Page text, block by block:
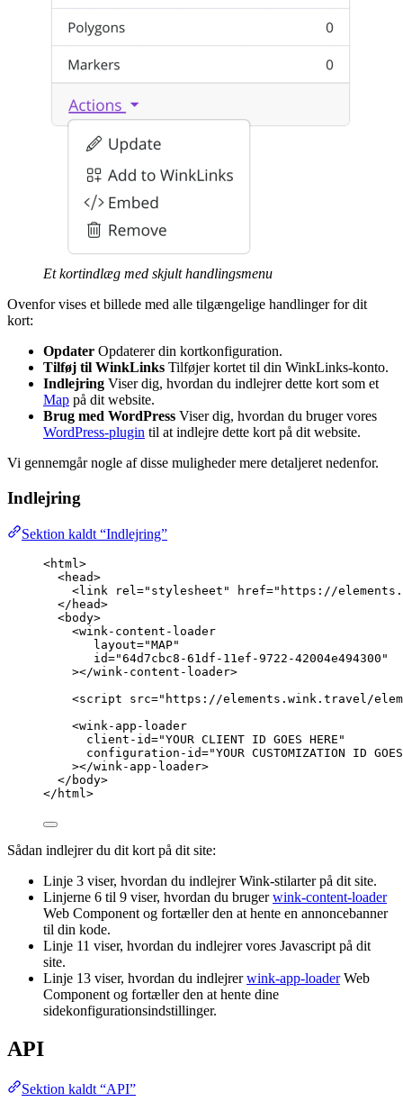
Et kortindlæg med skjult handlingsmenu
Ovenfor vises et billede med alle tilgængelige handlinger for dit
kort:
Opdater Opdaterer din kortkonfiguration.
Tilføj til WinkLinks Tilføjer kortet til din WinkLinks-konto.
Indlejring Viser dig, hvordan du indlejrer dette kort som et
Map på dit website.
Brug med WordPress Viser dig, hvordan du bruger vores
WordPress-plugin til at indlejre dette kort på dit website.
Vi gennemgår nogle af disse muligheder mere detaljeret nedenfor.
Indlejring
Sektion kaldt “Indlejring”
<html>
<head>
<link rel=" stylesheet " href=" https://
</ head>
<body>
<wink-content-loader
layout="MAP"
id="64d7cbc8-61df-11ef-9722-42004e494300 "
></wink-content-loader>
<script src=" https://elements.wink.travel/
<wink-app-loader
client-id="YOUR CLIENT ID GOES HERE "
configuration-id="YOUR CUSTOMIZATION ID
></wink-app-loader>
</ body>
</ html>
Sådan indlejrer du dit kort på dit site:
Linje 3 viser, hvordan du indlejrer Wink-stilarter på dit site.
Linjerne 6 til 9 viser, hvordan du brugerwink-content-loader
Web Component og fortæller den at hente en annoncebanner
til din kode.
Linje 11 viser, hvordan du indlejrer vores Javascript på dit
site.
Linje 13 viser, hvordan du indlejrerwink-app-loaderWeb
Component og fortæller den at hente dine
sidekonfigurationsindstillinger.
API
Sektion kaldt “API”